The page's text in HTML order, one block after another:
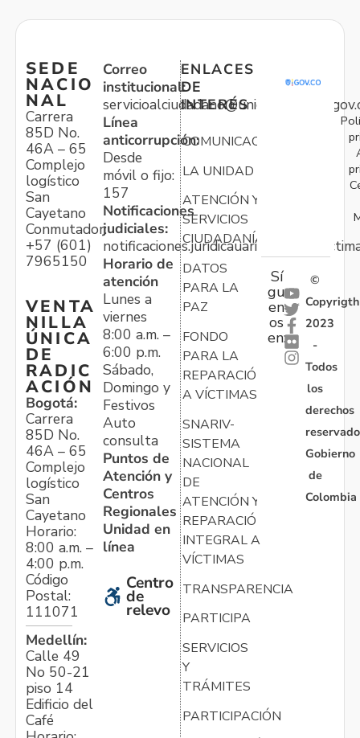
SEDE
NACIO
NAL
Carrera
85D No.
46A – 65
Complejo
logístico
San
Cayetano
Conmutador:
+57 (601)
7965150
VENTA
NILLA
ÚNICA
DE
RADIC
ACIÓN
Bogotá:
Carrera
85D No.
46A – 65
Complejo
logístico
San
Cayetano
Horario:
8:00 a.m. –
4:00 p.m.
Código
Postal:
111071
Medellín:
Calle 49
No 50-21
piso 14
Edificio del
Café
Correo
institucional:
Línea
anticorrupción:
Desde
móvil o fijo:
157
Notificaciones
judiciales:
Horario de
atención
Lunes a
viernes
8:00 a.m. –
6:00 p.m.
Sábado,
Domingo y
Festivos
Auto
consulta
Puntos de
Atención y
Centros
Regionales
Unidad en
línea
Centro
de
relevo
ENLACES
DE
INTERÉS
COMUNICACIONES
LA UNIDAD
ATENCIÓN Y
SERVICIOS
CIUDADANÍA
DATOS
PARA LA
PAZ
FONDO
PARA LA
REPARACIÓN
A VÍCTIMAS
SNARIV-
SISTEMA
NACIONAL
DE
ATENCIÓN Y
REPARACIÓN
INTEGRAL A
VÍCTIMAS
TRANSPARENCIA
PARTICIPA
SERVICIOS
Y
TRÁMITES
PARTICIPACIÓN
Sí
gu
en
os
en:
©
Copyrigth
2023
-
Todos
los
derechos
Gobierno
de
Colombia